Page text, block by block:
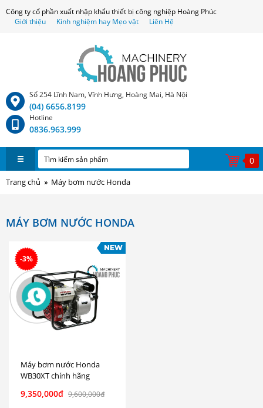
Công ty cổ phần xuất nhập khẩu thiết bị công nghiệp Hoàng Phúc
Giới thiệu
Kinh nghiệm hay Mẹo vặt Liên Hệ
Số 254 Lĩnh Nam, Vĩnh Hưng, Hoàng Mai, Hà Nội
(04) 6656.8199
Hotline
0836.963.999
0
Trang chủ Máy bơm nước Honda
MÁY BƠM NƯỚC HONDA
-3%
Máy bơm nước Honda
WB30XT chính hãng
9,350,000đ 9,600,000đ